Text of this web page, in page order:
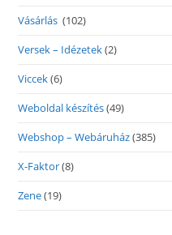
Vásárlás (102)
Versek – Idézetek(2)
Viccek(6)
Weboldal készítés(49)
Webshop – Webáruház(385)
X-Faktor(8)
Zene(19)